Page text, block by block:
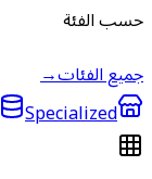
حسب الفئة
جميع الفئات→
Specialized